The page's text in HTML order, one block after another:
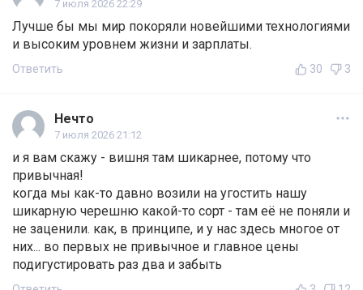
7 июля 2026 22:29
Лучше бы мы мир покоряли новейшими технологиями
и высоким уровнем жизни и зарплаты.
Ответить 30 3
Нечто
7 июля 2026 21:12
и я вам скажу - вишня там шикарнее, потому что
привычная!
когда мы как-то давно возили на угостить нашу
шикарную черешню какой-то сорт - там её не поняли и
не заценили. как, в принципе, и у нас здесь многое от
них... во первых не привычное и главное цены
подигустировать раз два и забыть